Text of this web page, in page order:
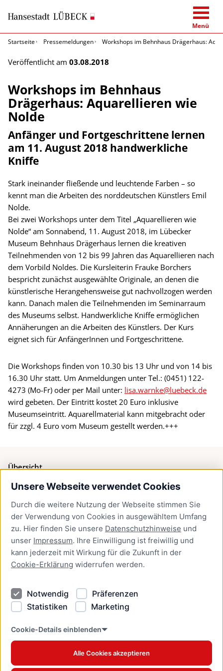
Unsere Webseite verwendet Cookies
Durch die weitere Nutzung der Webseite stimmen Sie
der Verwendung von Cookies in ausgewähltem Umfang
zu. Hier finden Sie unsere Datenschutzhinweise und
unser Impressum. Ihre Einwilligung ist freiwillig und
kann jederzeit mit Wirkung für die Zukunft in der
Cookie-Erklärung widerrufen werden.
Notwendig
Präferenzen
Statistiken
Marketing
Cookie-Details einblenden
Alle Cookies akzeptieren
Menü
Startseite
Pressemeldungen Workshops im Behnhaus Drägerhaus:
Veröffentlicht am 03.08.2018
Workshops im Behnhaus
Drägerhaus: Aquarellieren wie
Nolde
Anfänger und Fortgeschrittene lernen
am 11. August 2018 handwerkliche
Kniffe
Stark ineinander fließende und leuchtende Farben – so
kennt man die Arbeiten des norddeutschen Künstlers Emil
Nolde.
Bei zwei Workshops unter dem Titel „Aquarellieren wie
Nolde“ am Sonnabend, 11. August 2018, im Lübecker
Museum Behnhaus Drägerhaus lernen die kreativen
Teilnehmenden von 12 bis 99 Jahren das Aquarellieren nach
dem Vorbild Noldes. Die Kursleiterin Frauke Borchers
bespricht zunächst ausgewählte Originale, an denen die
künstlerische Herangehensweise gut nachvollzogen werden
kann. Danach malen die Teilnehmenden im Seminarraum
des Museums selbst. Handwerkliche Kniffe ermöglichen
Annäherungen an die Arbeiten des Künstlers. Der Kurs
eignet sich für AnfängerInnen und Fortgeschrittene.
Die Workshops finden von 10.30 bis 13 Uhr und von 14 bis
16.30 Uhr statt. Um Anmeldungen unter Tel.: (0451) 122-
4273 (Mo-Fr) oder per Mail unter: lisa.warnke@luebeck.de
wird gebeten. Der Eintritt kostet 20 Euro inklusive
Museumseintritt. Aquarellmaterial kann mitgebracht oder
für zzgl. 4 Euro vom Museum gestellt werden.+++
Übersicht
Bürgerservice
Presse
Newsletter Lübeck:kompakt
Kontakt
Kontakt
Datenschutzhinweise
Barrierefreiheit
Cookie Erklärung
www.luebeck.de